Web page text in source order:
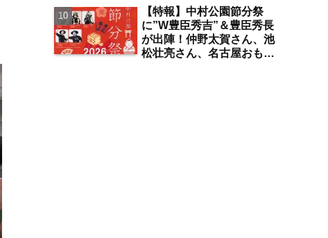
材で分かった新ホテルの注
目ポイントは？【丸の内／
独自取材】
【特報】中村公園節分祭
に”W豊臣秀吉”＆豊臣秀長
が出陣！仲野太賀さん、池
松壮亮さん、名古屋おもて